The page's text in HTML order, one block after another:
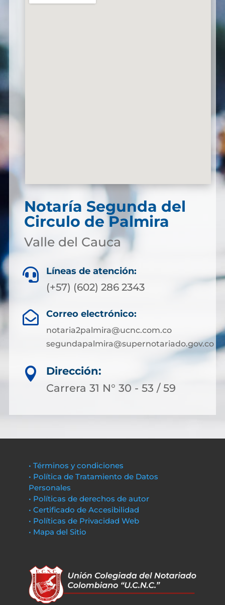
Notaría Segunda del
Circulo de Palmira
Valle del Cauca
 Líneas de atención:
(+57) (602) 286 2343
 Correo electrónico:
notaria2palmira@ucnc.com.co
segundapalmira@supernotariado.gov.co

Dirección:
Carrera 31 N° 30 - 53 / 59
• Términos y condiciones
• Política de Tratamiento de Datos
Personales
• Políticas de derechos de autor
• Certificado de Accesibilidad
• Políticas de Privacidad Web
• Mapa del Sitio